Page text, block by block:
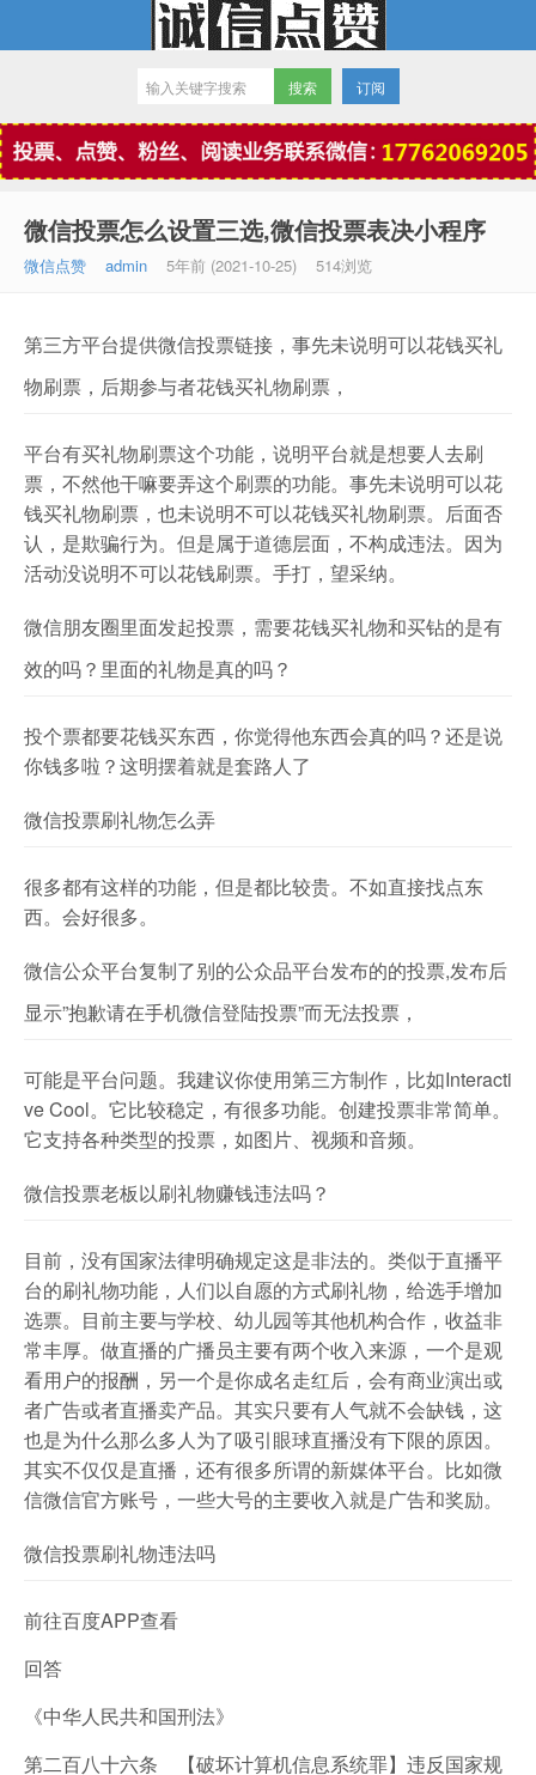
微信点赞
订阅
微信投票怎么设置三选,微信投票表决小程序
微信点赞 admin 5年前 (2021-10-25) 514浏览
第三方平台提供微信投票链接，事先未说明可以花钱买礼
物刷票，后期参与者花钱买礼物刷票，
平台有买礼物刷票这个功能，说明平台就是想要人去刷
票，不然他干嘛要弄这个刷票的功能。事先未说明可以花
钱买礼物刷票，也未说明不可以花钱买礼物刷票。后面否
认，是欺骗行为。但是属于道德层面，不构成违法。因为
活动没说明不可以花钱刷票。手打，望采纳。
微信朋友圈里面发起投票，需要花钱买礼物和买钻的是有
效的吗？里面的礼物是真的吗？
投个票都要花钱买东西，你觉得他东西会真的吗？还是说
你钱多啦？这明摆着就是套路人了
微信投票刷礼物怎么弄
很多都有这样的功能，但是都比较贵。不如直接找点东
西。会好很多。
微信公众平台复制了别的公众品平台发布的的投票,发布后
显示”抱歉请在手机微信登陆投票”而无法投票，
可能是平台问题。我建议你使用第三方制作，比如Interacti
ve Cool。它比较稳定，有很多功能。创建投票非常简单。
它支持各种类型的投票，如图片、视频和音频。
微信投票老板以刷礼物赚钱违法吗？
目前，没有国家法律明确规定这是非法的。类似于直播平
台的刷礼物功能，人们以自愿的方式刷礼物，给选手增加
选票。目前主要与学校、幼儿园等其他机构合作，收益非
常丰厚。做直播的广播员主要有两个收入来源，一个是观
看用户的报酬，另一个是你成名走红后，会有商业演出或
者广告或者直播卖产品。其实只要有人气就不会缺钱，这
也是为什么那么多人为了吸引眼球直播没有下限的原因。
其实不仅仅是直播，还有很多所谓的新媒体平台。比如微
信微信官方账号，一些大号的主要收入就是广告和奖励。
微信投票刷礼物违法吗
前往百度APP查看
回答
《中华人民共和国刑法》
第二百八十六条 【破坏计算机信息系统罪】违反国家规